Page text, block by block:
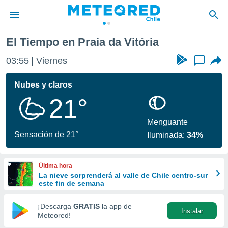
de
por
se
calidad.
a este
las
y
forma
digital
basada
El Tiempo en Praia da Vitória
03:55 Viernes ...
Nubes y claros
21°
Sensación de 21°
Menguante
Iluminada:34%
Última hora
La nieve sorprenderá al valle de Chile centro-sur
este fin de semana
¡Descarga GRATIS la app de
Meteored!
Instalar